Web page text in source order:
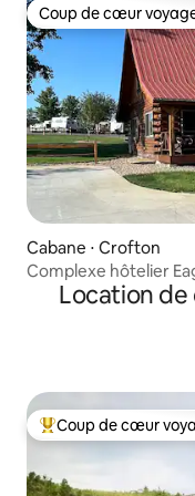
Coup de cœur
Coup de cœur
Cabane ⋅ Crofton
Complexe hôtelier
Location
Coups de cœur
Coup de cœur